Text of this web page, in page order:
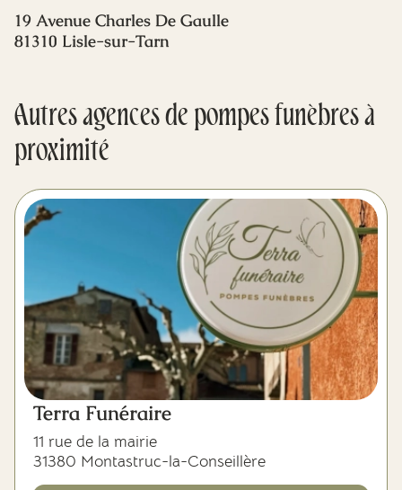
19 Avenue Charles De Gaulle
81310 Lisle-sur-Tarn
Autres agences de pompes funèbres à
proximité
Terra Funéraire
11 rue de la mairie
31380 Montastruc-la-Conseillère